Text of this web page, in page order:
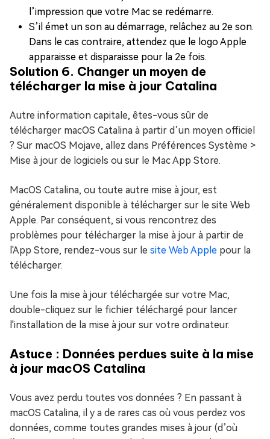
l’impression que votre Mac se redémarre.
S’il émet un son au démarrage, relâchez au 2e son.
Dans le cas contraire, attendez que le logo Apple
apparaisse et disparaisse pour la 2e fois.
Solution 6. Changer un moyen de
télécharger la mise à jour Catalina
Autre information capitale, êtes-vous sûr de
télécharger macOS Catalina à partir d’un moyen officiel
? Sur macOS Mojave, allez dans Préférences Système >
Mise à jour de logiciels ou sur le Mac App Store.
MacOS Catalina, ou toute autre mise à jour, est
généralement disponible à télécharger sur le site Web
Apple. Par conséquent, si vous rencontrez des
problèmes pour télécharger la mise à jour à partir de
l'App Store, rendez-vous sur le site Web Apple pour la
télécharger.
Une fois la mise à jour téléchargée sur votre Mac,
double-cliquez sur le fichier téléchargé pour lancer
l'installation de la mise à jour sur votre ordinateur.
Astuce : Données perdues suite à la mise
à jour macOS Catalina
Vous avez perdu toutes vos données ? En passant à
macOS Catalina, il y a de rares cas où vous perdez vos
données, comme toutes grandes mises à jour (d’où